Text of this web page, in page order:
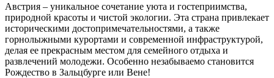
Австрия – уникальное сочетание уюта и гостеприимства,
природной красоты и чистой экологии. Эта страна привлекает
историческими достопримечательностями, а также
горнолыжными курортами и современной инфраструктурой,
делая ее прекрасным местом для семейного отдыха и
развлечений молодежи. Особенно незабываемо становится
Рождество в Зальцбурге или Вене!